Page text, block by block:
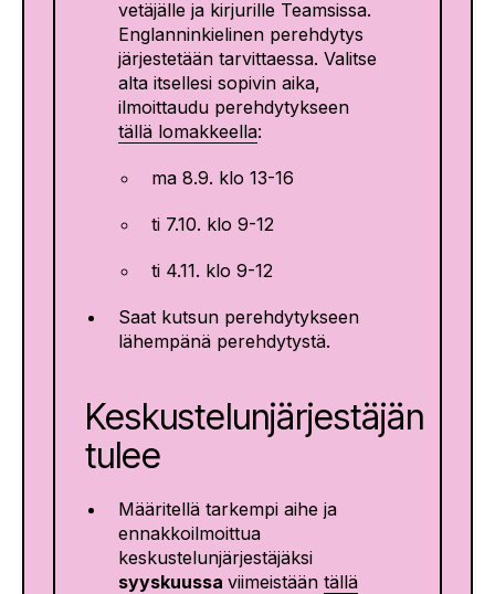
vetäjälle ja kirjurille Teamsissa.
Englanninkielinen perehdytys
järjestetään tarvittaessa. Valitse
alta itsellesi sopivin aika,
ilmoittaudu perehdytykseen
tällä lomakkeella:
ma 8.9. klo 13-16
ti 7.10. klo 9-12
ti 4.11. klo 9-12
Saat kutsun perehdytykseen
lähempänä perehdytystä.
Keskustelunjärjestäjän
tulee
Määritellä tarkempi aihe ja
ennakkoilmoittua
keskustelunjärjestäjäksi
syyskuussa viimeistään tällä